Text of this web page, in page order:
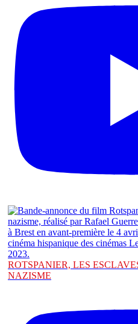
ROTSPANIER, LES
NAZISME